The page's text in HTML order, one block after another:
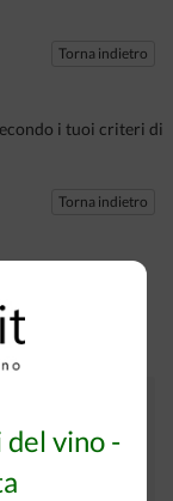
Torna indietro
i tuoi criteri di
Torna indietro
vino -